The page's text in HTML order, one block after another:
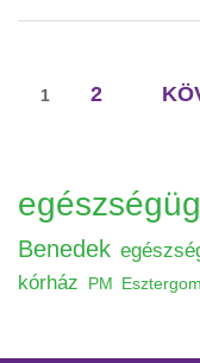
1 2
Benedek
kórház
PM Esztergom